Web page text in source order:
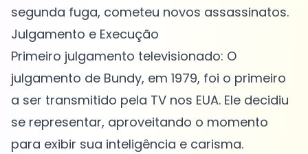
segunda fuga, cometeu novos assassinatos.
Julgamento e Execução
Primeiro julgamento televisionado: O
julgamento de Bundy, em 1979, foi o primeiro
a ser transmitido pela TV nos EUA. Ele decidiu
se representar, aproveitando o momento
para exibir sua inteligência e carisma.